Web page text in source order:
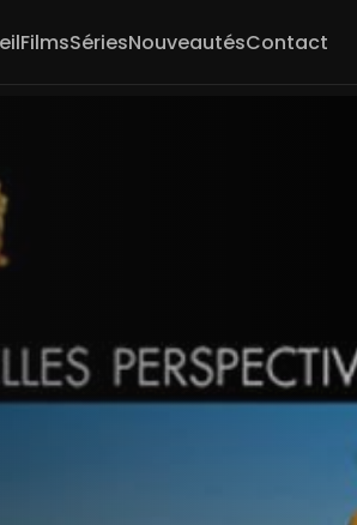
FilmsSériesNouveautésContact